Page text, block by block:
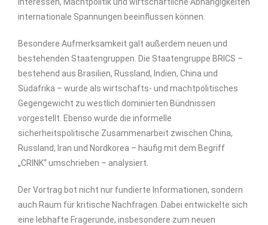
internationale Spannungen beeinflussen können.
Besondere Aufmerksamkeit galt außerdem neuen und
bestehenden Staatengruppen. Die Staatengruppe BRICS –
bestehend aus Brasilien, Russland, Indien, China und
Südafrika – wurde als wirtschafts- und machtpolitisches
Gegengewicht zu westlich dominierten Bündnissen
vorgestellt. Ebenso wurde die informelle
sicherheitspolitische Zusammenarbeit zwischen China,
Russland, Iran und Nordkorea – häufig mit dem Begriff
„CRINK“ umschrieben – analysiert.
Der Vortrag bot nicht nur fundierte Informationen, sondern
auch Raum für kritische Nachfragen. Dabei entwickelte sich
eine lebhafte Fragerunde, insbesondere zum neuen